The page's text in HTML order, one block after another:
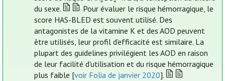
du sexe.
Pour évaluer le risque hémorragique, le
score HAS-BLED est souvent utilisé. Des
antagonistes de la vitamine K et des AOD peuvent
être utilisés, leur profil d’efficacité est similaire. La
plupart des guidelines privilégient les AOD en raison
de leur facilité d'utilisation et du risque hémorragique
plus faible [voir Folia de janvier 2020].